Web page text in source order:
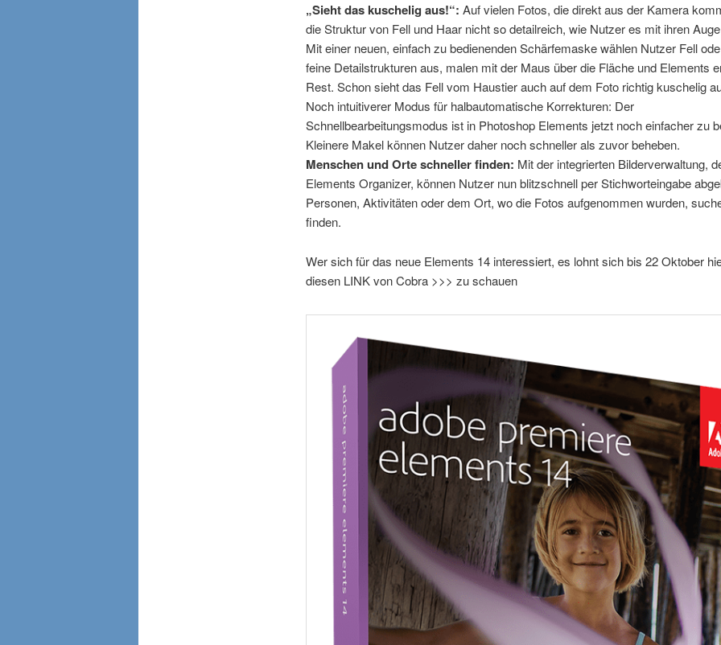
„Sieht das kuschelig aus!“: Auf vielen Fotos, die direkt aus der Kamera
die Struktur von Fell und Haar nicht so detailreich, wie Nutzer es mit ihren
Mit einer neuen, einfach zu bedienenden Schärfemaske wählen Nutzer Fell
feine Detailstrukturen aus, malen mit der Maus über die Fläche und Elements
Rest. Schon sieht das Fell vom Haustier auch auf dem Foto richtig kuschelig
Noch intuitiverer Modus für halbautomatische Korrekturen: Der
Schnellbearbeitungsmodus ist in Photoshop Elements jetzt noch einfacher zu
Kleinere Makel können Nutzer daher noch schneller als zuvor beheben.
Menschen und Orte schneller finden: Mit der integrierten Bilderverwaltung,
Elements Organizer, können Nutzer nun blitzschnell per Stichworteingabe
Personen, Aktivitäten oder dem Ort, wo die Fotos aufgenommen wurden,
finden.
Wer sich für das neue Elements 14 interessiert, es lohnt sich bis 22 Oktober
diesen LINK von Cobra >>> zu schauen